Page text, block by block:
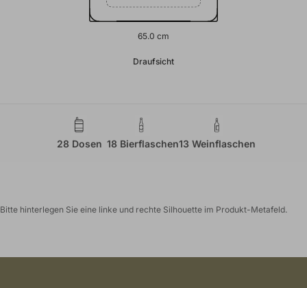
65.0 cm
Draufsicht
28 Dosen 18 Bierflaschen13 Weinflaschen
Bitte hinterlegen Sie eine linke und rechte Silhouette im Produkt-Metafeld.